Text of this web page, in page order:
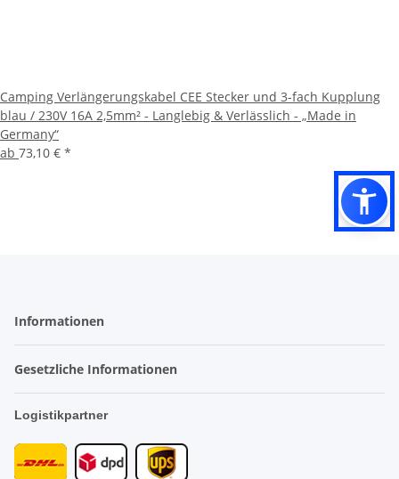
Camping Verlängerungskabel CEE Stecker und 3-fach Kupplung
blau / 230V 16A 2,5mm² - Langlebig & Verlässlich - „Made in
Germany“
ab 73,10 € *
Informationen
Gesetzliche Informationen
Logistikpartner